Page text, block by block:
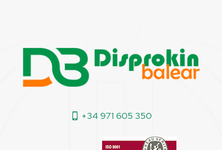
+34 971 605 350